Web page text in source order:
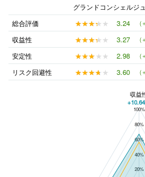
グランドコンシェルジ
総合評価
★★★★★
★★★★★ 3.24 (
収益性
★★★★★
★★★★★ 3.27 (
安定性
★★★★★
★★★★★ 2.98 (
リスク回避性
★★★★★
★★★★★ 3.60 (
グランドコンシェルジュ鷺宮と鷺宮の平
100%
80%
60%
40%
20%
収益